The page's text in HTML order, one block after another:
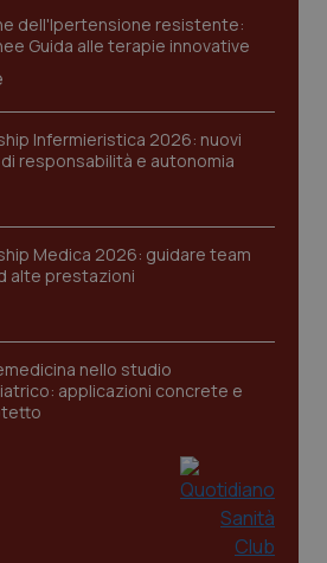
dell'Ipertensione resistente:
Guida alle terapie innovative
Infermieristica 2026: nuovi
responsabilità e autonomia
Medica 2026: guidare team
alte prestazioni
nello studio
applicazioni concrete e
Fornitore/Dominio
CookieScript
www.quotidianosanita.it